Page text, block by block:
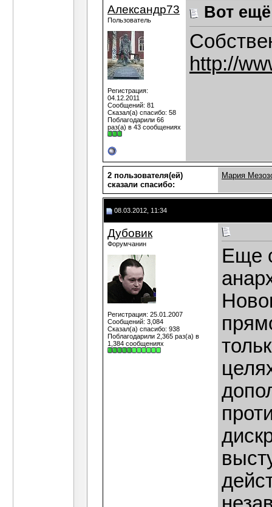
Александр73
Пользователь
Регистрация:
04.12.2011
Сообщений: 81
Сказал(а) спасибо: 58
Поблагодарили 66
раз(а) в 43 сообщениях
Вот
http://
2 пользователя(ей)
сказали cпасибо:
Мария
08.03.2012, 11:34
Дубовик
Форумчанин
Регистрация: 25.01.2007
Сообщений: 3,084
Сказал(а) спасибо: 938
Поблагодарили 2,365 раз(а) в
1,384 сообщениях
Еще